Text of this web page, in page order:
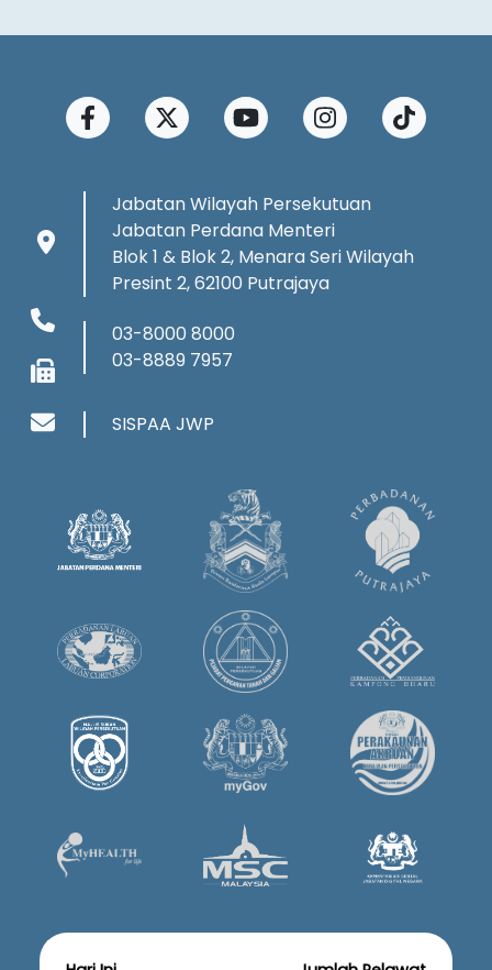
Jabatan Wilayah Persekutuan
Jabatan Perdana Menteri
Blok 1 & Blok 2, Menara Seri Wilayah
Presint 2, 62100 Putrajaya
03-8000 8000
03-8889 7957
SISPAA JWP